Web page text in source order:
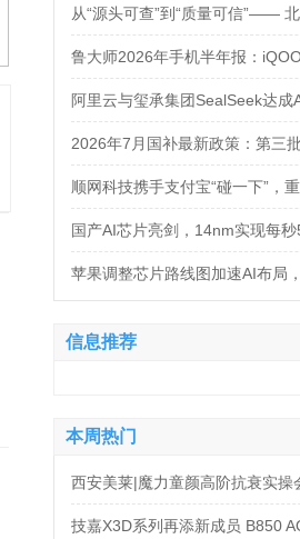
大AI中转服务API接入对比
从“源头可查”到“质量可信”——
糖尿病项目如何实现“药品级质控”
鲁大师2026年手机半年报：
榜，天玑9500统治延续，OPPO
榜冠军
阿里云与玺承集团SealSeek达成
作，共建电商AI新生态
2026年7月国补最新政策：第三
正式落地！京东手机家电空调电
补怎么领？学生专属优惠补贴领
了！
顺网科技携手支付宝“碰一下”，
竞新体验
国产AI芯片亮剑，14nm实现每
运算
苹果调整芯片路线图加速AI布局
信息推荐
本周热门
西安美莱|魔力童颜高阶抗衰实操
解锁自然年轻新姿态
技嘉X3D系列再添新成员 B850